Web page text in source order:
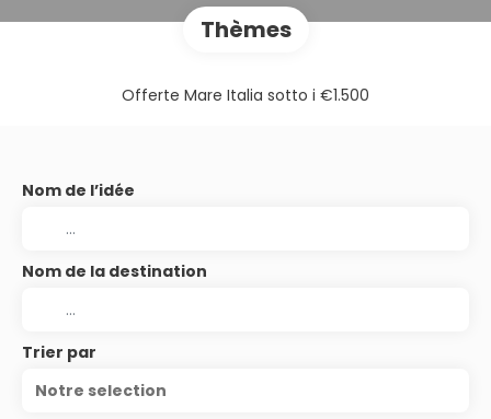
Thèmes
Offerte Mare Italia sotto i €1.500
Nom de l’idée
Nom de la destination
Trier par
Notre selection